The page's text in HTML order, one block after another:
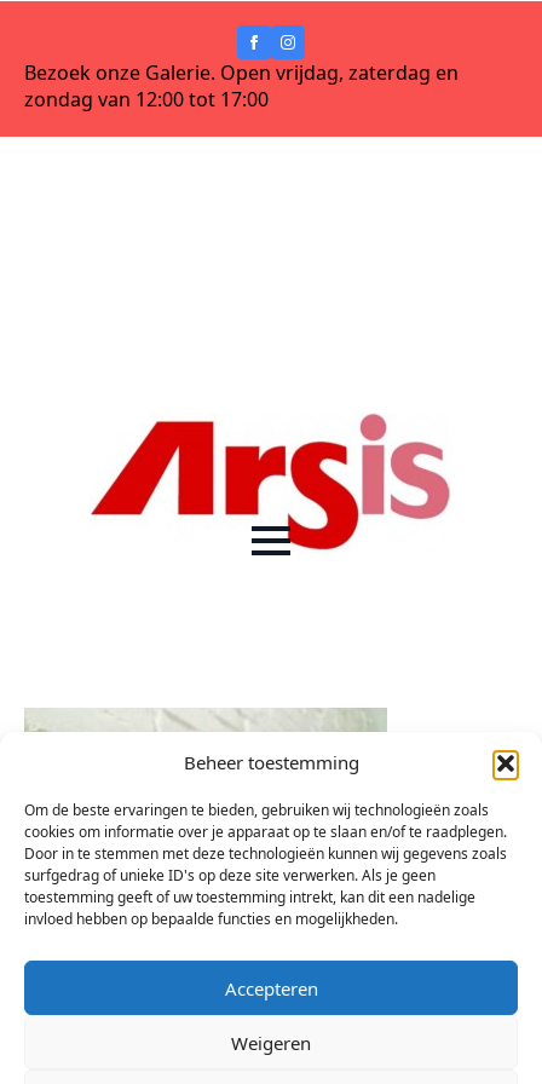
Beheer toestemming
Om de beste ervaringen te bieden, gebruiken wij technologieën zoals
cookies om informatie over je apparaat op te slaan en/of te raadplegen.
Door in te stemmen met deze technologieën kunnen wij gegevens zoals
surfgedrag of unieke ID's op deze site verwerken. Als je geen
toestemming geeft of uw toestemming intrekt, kan dit een nadelige
invloed hebben op bepaalde functies en mogelijkheden.
Accepteren
Weigeren
Bezoek onze Galerie. Open vrijdag, zaterdag en
zondag van 12:00 tot 17:00